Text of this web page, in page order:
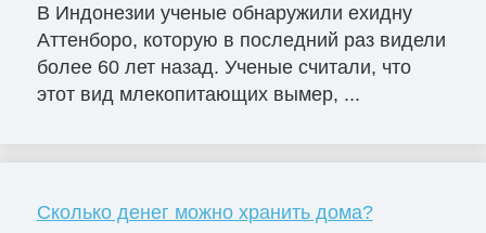
В Индонезии ученые обнаружили ехидну
Аттенборо, которую в последний раз видели
более 60 лет назад. Ученые считали, что
этот вид млекопитающих вымер, ...
Сколько денег можно хранить дома?